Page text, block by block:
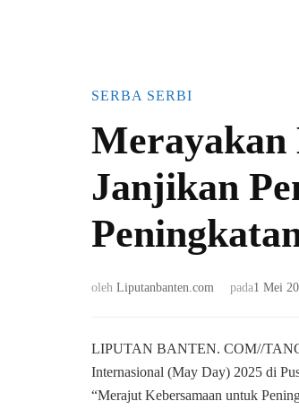
SERBA SERBI
Merayakan
Janjikan
oleh Liputanbanten.com pada1 Mei
LIPUTAN BANTEN. COM//
Internasional (May Day) 2025 di
“Merajut Kebersamaan untuk